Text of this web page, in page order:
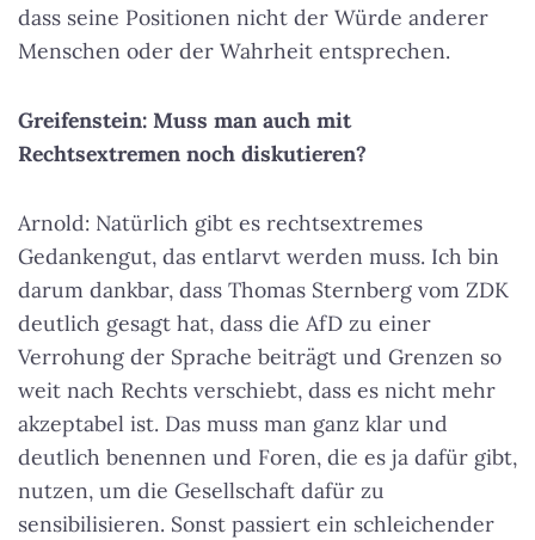
dass seine Positionen nicht der Würde anderer
Menschen oder der Wahrheit entsprechen.
Greifenstein: Muss man auch mit
Rechtsextremen noch diskutieren?
Arnold: Natürlich gibt es rechtsextremes
Gedankengut, das entlarvt werden muss. Ich bin
darum dankbar, dass Thomas Sternberg vom ZDK
deutlich gesagt hat, dass die AfD zu einer
Verrohung der Sprache beiträgt und Grenzen so
weit nach Rechts verschiebt, dass es nicht mehr
akzeptabel ist. Das muss man ganz klar und
deutlich benennen und Foren, die es ja dafür gibt,
nutzen, um die Gesellschaft dafür zu
sensibilisieren. Sonst passiert ein schleichender